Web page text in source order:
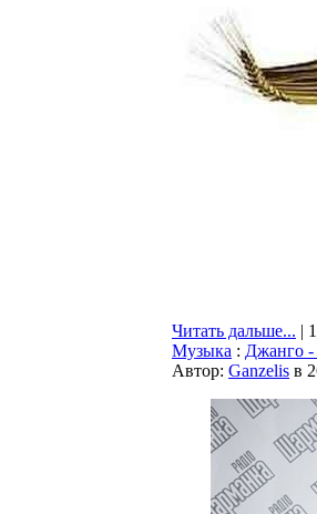
Читать дальше... |
Музыка : Джанго -
Автор: Ganzelis в